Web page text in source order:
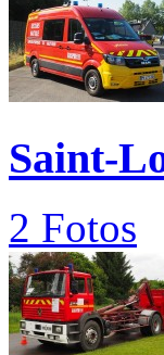
Saint-
2 Fotos